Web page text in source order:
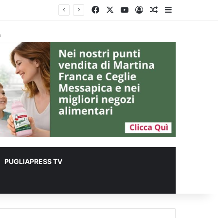
FacebookYou TubeAccediUn articolo a
PUGLIAPRESS TV